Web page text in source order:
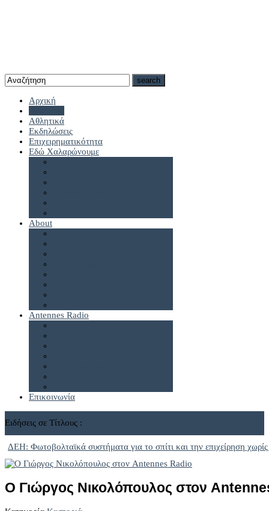
Αρχική
Αθλητικά
Εκδηλώσεις
Επιχειρηματικότητα
Εδώ Χαλαρώνουμε
About
Antennes Radio
Επικοινωνία
Ειδήσεις σε Τίτλους :
ΔΕΗ: Φωτοβολταϊκά συστήματα για το σπίτι και την επιχείρηση
Ο Γιώργος Νικολόπουλος στον